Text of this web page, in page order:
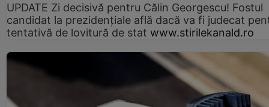
UPDATE Zi decisivă pentru Călin Georgescu! Fostul
candidat la prezidențiale află dacă va fi judecat
tentativă de lovitură de stat www.stirilekanald.ro